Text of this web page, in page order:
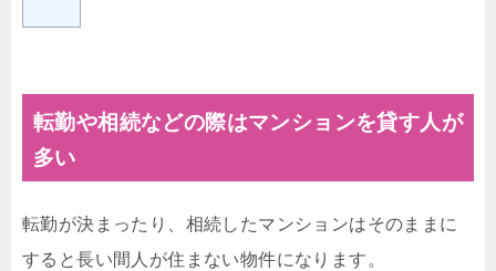
転勤や相続などの際はマンションを貸す人が
多い
転勤が決まったり、相続したマンションはそのままに
すると長い間人が住まない物件になります。